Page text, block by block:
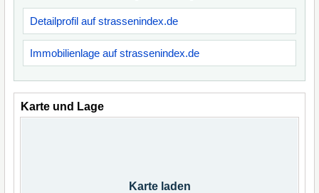
Detailprofil auf strassenindex.de
Immobilienlage auf strassenindex.de
Karte und Lage
Karte laden